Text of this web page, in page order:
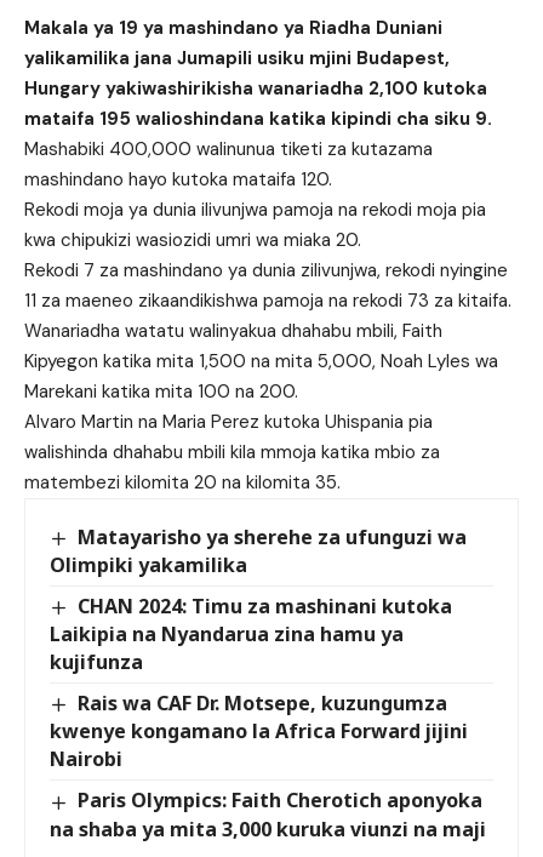
Makala ya 19 ya mashindano ya Riadha Duniani
yalikamilika jana Jumapili usiku mjini Budapest,
Hungary yakiwashirikisha wanariadha 2,100 kutoka
mataifa 195 walioshindana katika kipindi cha siku 9.
Mashabiki 400,000 walinunua tiketi za kutazama
mashindano hayo kutoka mataifa 120.
Rekodi moja ya dunia ilivunjwa pamoja na rekodi moja pia
kwa chipukizi wasiozidi umri wa miaka 20.
Rekodi 7 za mashindano ya dunia zilivunjwa, rekodi nyingine
11 za maeneo zikaandikishwa pamoja na rekodi 73 za kitaifa.
Wanariadha watatu walinyakua dhahabu mbili, Faith
Kipyegon katika mita 1,500 na mita 5,000, Noah Lyles wa
Marekani katika mita 100 na 200.
Alvaro Martin na Maria Perez kutoka Uhispania pia
walishinda dhahabu mbili kila mmoja katika mbio za
matembezi kilomita 20 na kilomita 35.
Matayarisho ya sherehe za ufunguzi wa
Olimpiki yakamilika
CHAN 2024: Timu za mashinani kutoka
Laikipia na Nyandarua zina hamu ya
kujifunza
Rais wa CAF Dr. Motsepe, kuzungumza
kwenye kongamano la Africa Forward jijini
Nairobi
Paris Olympics: Faith Cherotich aponyoka
na shaba ya mita 3,000 kuruka viunzi na maji